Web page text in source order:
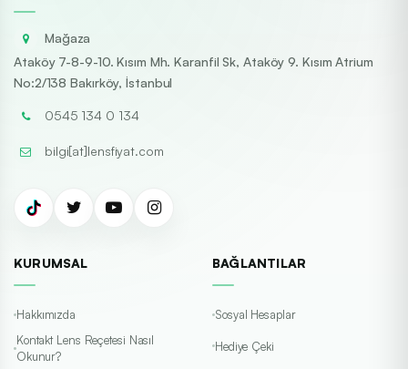
Mağaza
Ataköy 7-8-9-10. Kısım Mh. Karanfil Sk, Ataköy 9. Kısım Atrium
No:2/138 Bakırköy, İstanbul
0545 134 0 134
bilgi[at]lensfiyat.com
KURUMSAL
Hakkımızda
Kontakt Lens Reçetesi Nasıl
Okunur?
BAĞLANTILAR
Sosyal Hesaplar
Hediye Çeki